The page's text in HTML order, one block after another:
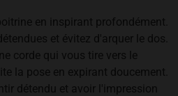
en inspirant profondément.
et évitez d'arquer le dos.
corde qui vous tire vers le
la pose en expirant doucement.
détendu et avoir l'impression